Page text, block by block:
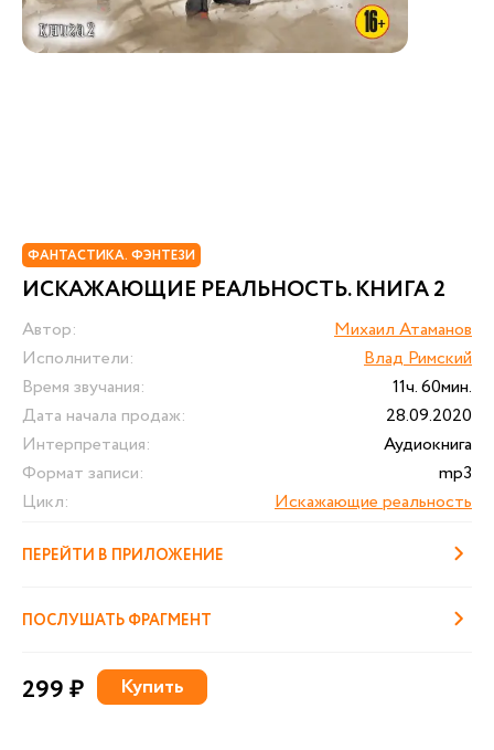
ФАНТАСТИКА. ФЭНТЕЗИ
ИСКАЖАЮЩИЕ РЕАЛЬНОСТЬ. КНИГА 2
Автор:
Михаил Атаманов
Исполнители:
Влад Римский
Время звучания:
11ч. 60мин.
Дата начала продаж:
28.09.2020
Интерпретация:
Аудиокнига
Формат записи:
mp3
Цикл:
Искажающие реальность
ПЕРЕЙТИ В ПРИЛОЖЕНИЕ
ПОСЛУШАТЬ ФРАГМЕНТ
299 ₽ Купить